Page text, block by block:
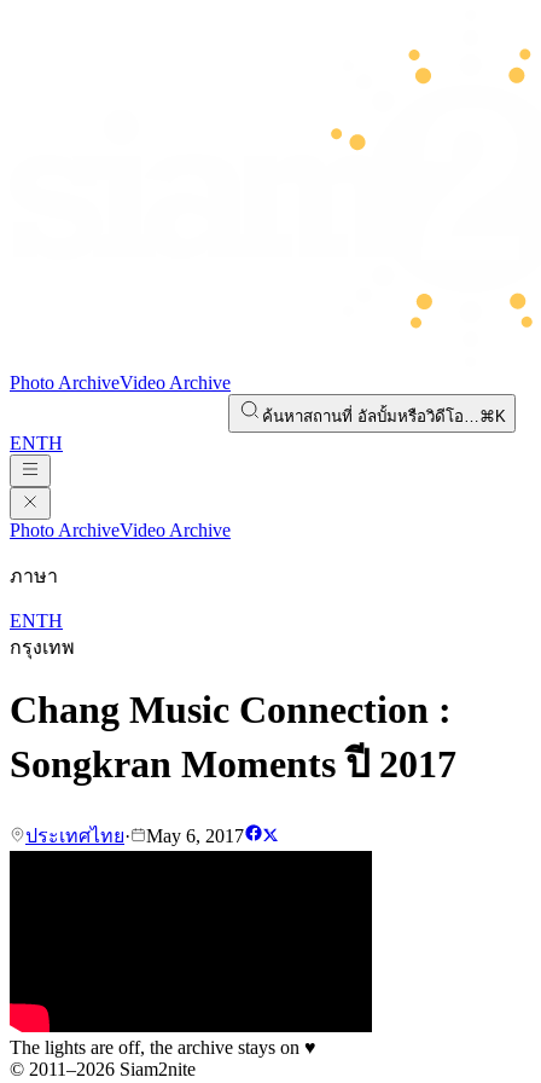
Photo ArchiveVideo Archive
ค้นหาสถานที่ อัลบั้มหรือวิดีโอ…⌘K
ENTH
Photo ArchiveVideo Archive
ภาษา
ENTH
กรุงเทพ
Chang Music Connection :
Songkran Moments ปี 2017
ประเทศไทย· May 6, 2017
The lights are off, the archive stays on ♥
© 2011–2026 Siam2nite